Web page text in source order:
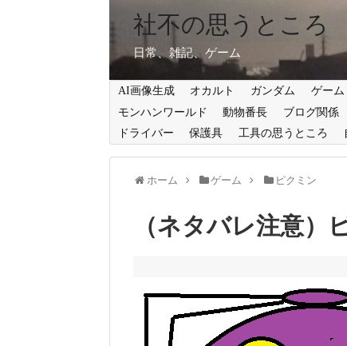
社不の思うところ
日常、雑記、ゲーム
AI画像生成 オカルト ガンダム ゲーム
モンハンワールド
動物番長 ブログ関係
ドライバー
保護具 工具の思うところ
ホーム ゲーム ピクミン
（ネタバレ注意